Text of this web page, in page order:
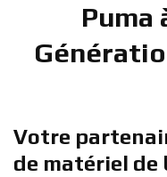
Puma
Votre
de matériel de